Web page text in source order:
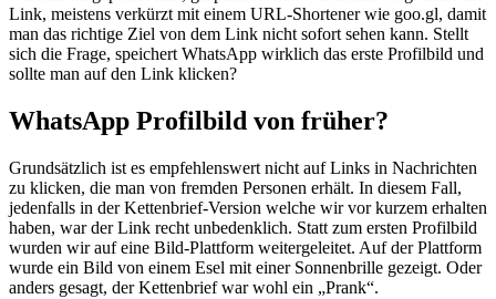
Link, meistens verkürzt mit einem URL-Shortener wie goo.gl, damit
man das richtige Ziel von dem Link nicht sofort sehen kann. Stellt
sich die Frage, speichert WhatsApp wirklich das erste Profilbild und
sollte man auf den Link klicken?
WhatsApp Profilbild von früher?
Grundsätzlich ist es empfehlenswert nicht auf Links in Nachrichten
zu klicken, die man von fremden Personen erhält. In diesem Fall,
jedenfalls in der Kettenbrief-Version welche wir vor kurzem erhalten
haben, war der Link recht unbedenklich. Statt zum ersten Profilbild
wurden wir auf eine Bild-Plattform weitergeleitet. Auf der Plattform
wurde ein Bild von einem Esel mit einer Sonnenbrille gezeigt. Oder
anders gesagt, der Kettenbrief war wohl ein „Prank“.